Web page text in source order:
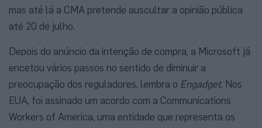
mas até lá a CMA pretende auscultar a opinião pública
até 20 de julho.
Depois do anúncio da intenção de compra, a Microsoft já
encetou vários passos no sentido de diminuir a
preocupação dos reguladores, lembra o Engadget. Nos
EUA, foi assinado um acordo com a Communications
Workers of America, uma entidade que representa os